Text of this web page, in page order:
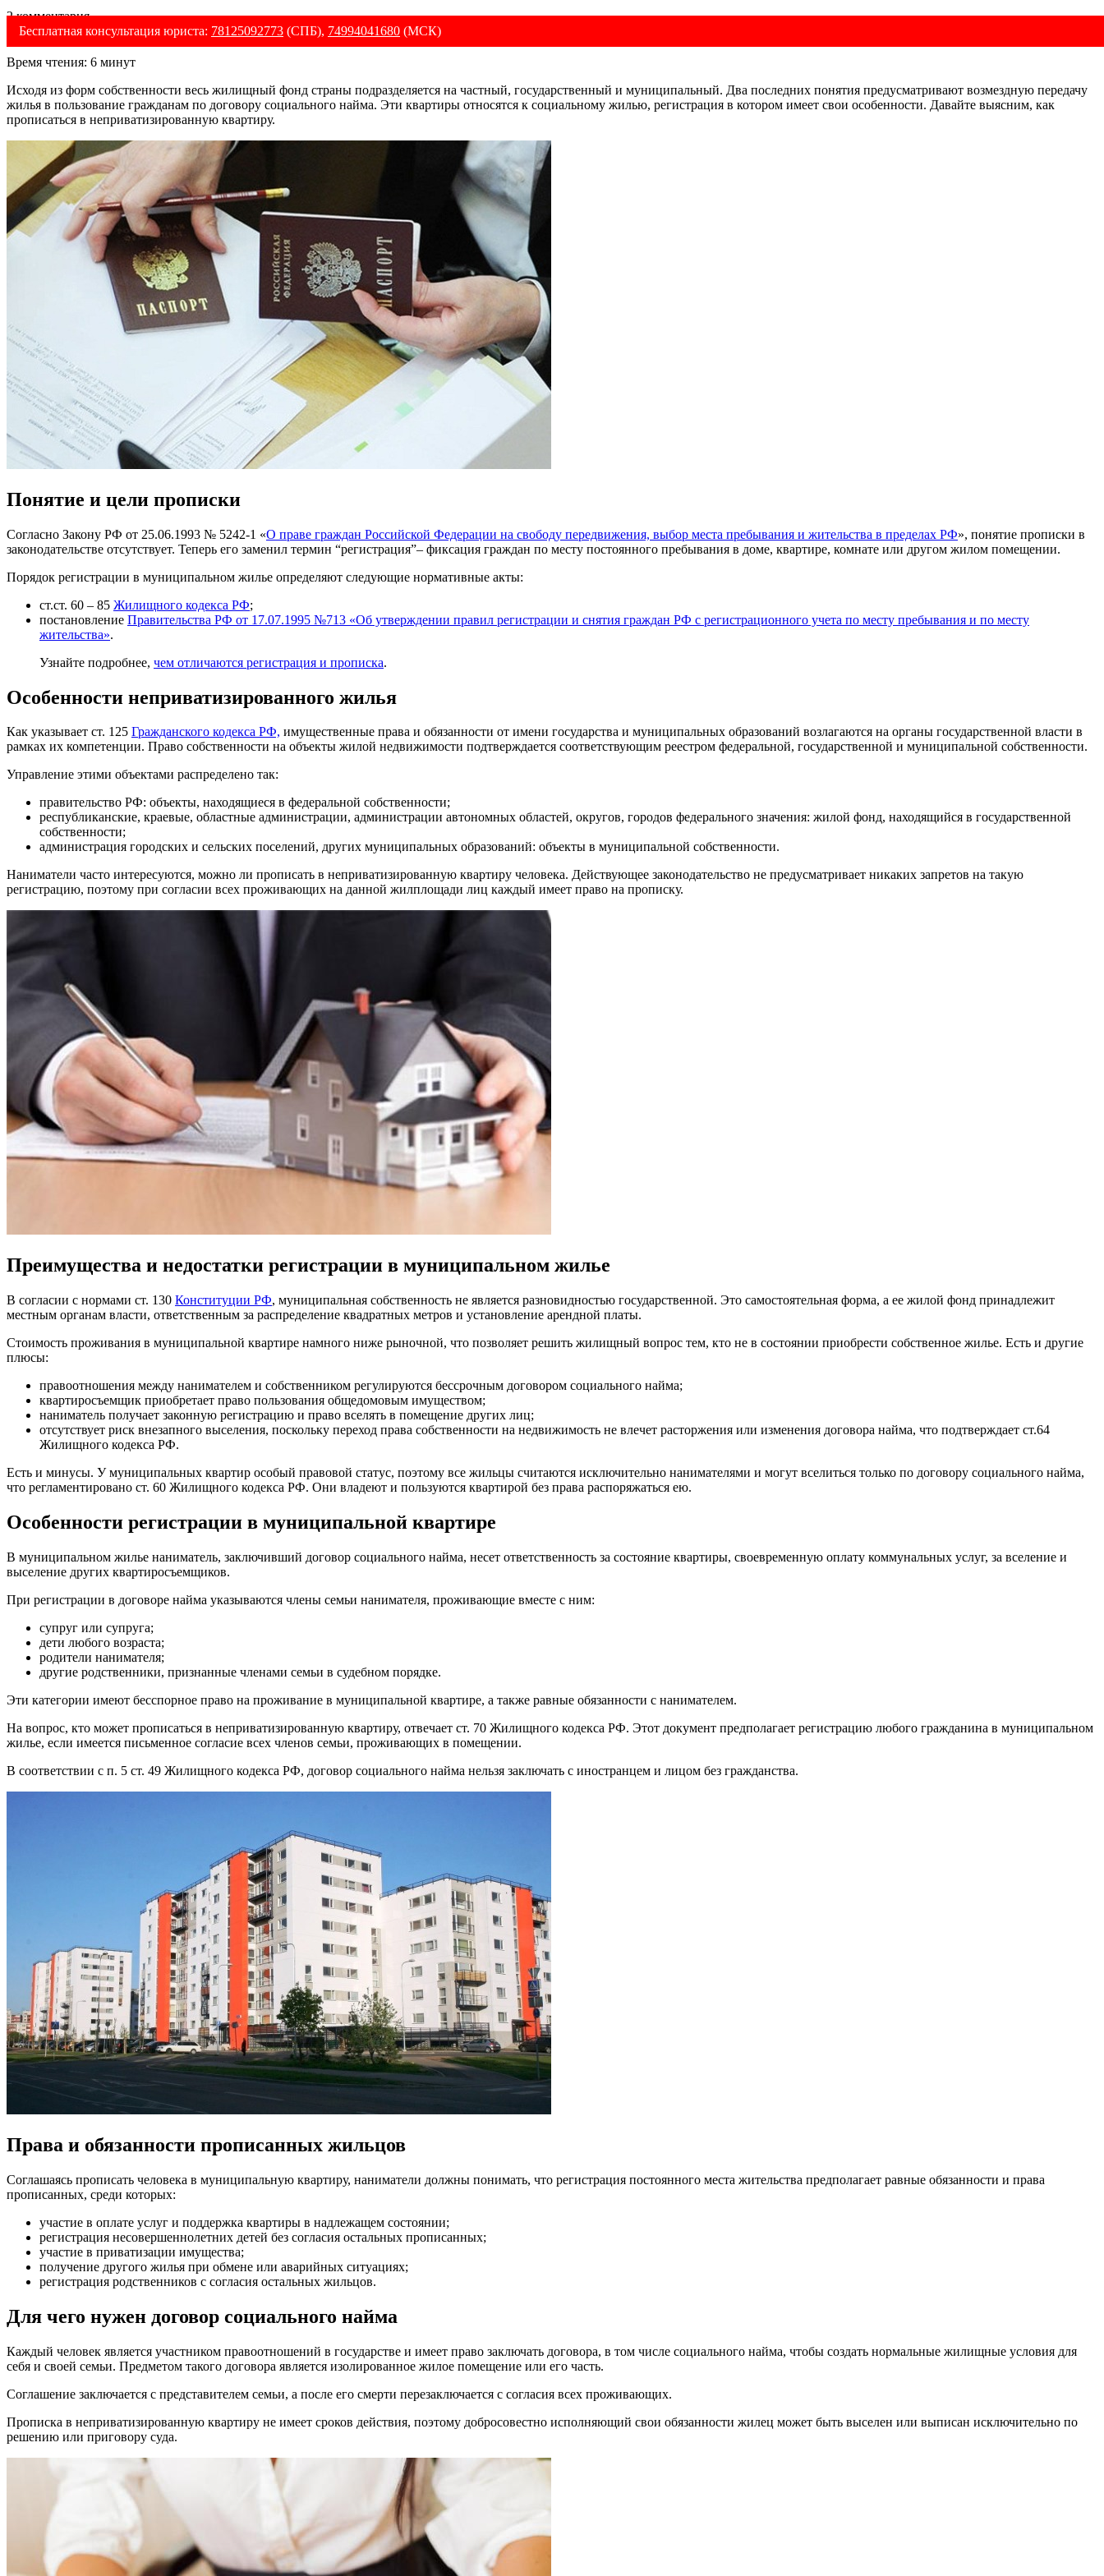
2 комментария
Бесплатная консультация юриста: 78125092773 (СПБ), 74994041680 (МСК)
Время чтения: 6 минут
Исходя из форм собственности весь жилищный фонд страны подразделяется на частный, государственный и муниципальный. Два последних понятия предусматривают возмездную передачу
жилья в пользование гражданам по договору социального найма. Эти квартиры относятся к социальному жилью, регистрация в котором имеет свои особенности. Давайте выясним, как
прописаться в неприватизированную квартиру.
Понятие и цели прописки
Согласно Закону РФ от 25.06.1993 № 5242-1 «О праве граждан Российской Федерации на свободу передвижения, выбор места пребывания и жительства в пределах РФ», понятие прописки в
законодательстве отсутствует. Теперь его заменил термин “регистрация”– фиксация граждан по месту постоянного пребывания в доме, квартире, комнате или другом жилом помещении.
Порядок регистрации в муниципальном жилье определяют следующие нормативные акты:
ст.ст. 60 – 85 Жилищного кодекса РФ;
постановление Правительства РФ от 17.07.1995 №713 «Об утверждении правил регистрации и снятия граждан РФ с регистрационного учета по месту пребывания и по месту
жительства».
Узнайте подробнее, чем отличаются регистрация и прописка.
Особенности неприватизированного жилья
Как указывает ст. 125 Гражданского кодекса РФ, имущественные права и обязанности от имени государства и муниципальных образований возлагаются на органы государственной власти в
рамках их компетенции. Право собственности на объекты жилой недвижимости подтверждается соответствующим реестром федеральной, государственной и муниципальной собственности.
Управление этими объектами распределено так:
правительство РФ: объекты, находящиеся в федеральной собственности;
республиканские, краевые, областные администрации, администрации автономных областей, округов, городов федерального значения: жилой фонд, находящийся в государственной
собственности;
администрация городских и сельских поселений, других муниципальных образований: объекты в муниципальной собственности.
Наниматели часто интересуются, можно ли прописать в неприватизированную квартиру человека. Действующее законодательство не предусматривает никаких запретов на такую
регистрацию, поэтому при согласии всех проживающих на данной жилплощади лиц каждый имеет право на прописку.
Преимущества и недостатки регистрации в муниципальном жилье
В согласии с нормами ст. 130 Конституции РФ, муниципальная собственность не является разновидностью государственной. Это самостоятельная форма, а ее жилой фонд принадлежит
местным органам власти, ответственным за распределение квадратных метров и установление арендной платы.
Стоимость проживания в муниципальной квартире намного ниже рыночной, что позволяет решить жилищный вопрос тем, кто не в состоянии приобрести собственное жилье. Есть и другие
плюсы:
правоотношения между нанимателем и собственником регулируются бессрочным договором социального найма;
квартиросъемщик приобретает право пользования общедомовым имуществом;
наниматель получает законную регистрацию и право вселять в помещение других лиц;
отсутствует риск внезапного выселения, поскольку переход права собственности на недвижимость не влечет расторжения или изменения договора найма, что подтверждает ст.64
Жилищного кодекса РФ.
Есть и минусы. У муниципальных квартир особый правовой статус, поэтому все жильцы считаются исключительно нанимателями и могут вселиться только по договору социального найма,
что регламентировано ст. 60 Жилищного кодекса РФ. Они владеют и пользуются квартирой без права распоряжаться ею.
Особенности регистрации в муниципальной квартире
В муниципальном жилье наниматель, заключивший договор социального найма, несет ответственность за состояние квартиры, своевременную оплату коммунальных услуг, за вселение и
выселение других квартиросъемщиков.
При регистрации в договоре найма указываются члены семьи нанимателя, проживающие вместе с ним:
супруг или супруга;
дети любого возраста;
родители нанимателя;
другие родственники, признанные членами семьи в судебном порядке.
Эти категории имеют бесспорное право на проживание в муниципальной квартире, а также равные обязанности с нанимателем.
На вопрос, кто может прописаться в неприватизированную квартиру, отвечает ст. 70 Жилищного кодекса РФ. Этот документ предполагает регистрацию любого гражданина в муниципальном
жилье, если имеется письменное согласие всех членов семьи, проживающих в помещении.
В соответствии с п. 5 ст. 49 Жилищного кодекса РФ, договор социального найма нельзя заключать с иностранцем и лицом без гражданства.
Права и обязанности прописанных жильцов
Соглашаясь прописать человека в муниципальную квартиру, наниматели должны понимать, что регистрация постоянного места жительства предполагает равные обязанности и права
прописанных, среди которых:
участие в оплате услуг и поддержка квартиры в надлежащем состоянии;
регистрация несовершеннолетних детей без согласия остальных прописанных;
участие в приватизации имущества;
получение другого жилья при обмене или аварийных ситуациях;
регистрация родственников с согласия остальных жильцов.
Для чего нужен договор социального найма
Каждый человек является участником правоотношений в государстве и имеет право заключать договора, в том числе социального найма, чтобы создать нормальные жилищные условия для
себя и своей семьи. Предметом такого договора является изолированное жилое помещение или его часть.
Соглашение заключается с представителем семьи, а после его смерти перезаключается с согласия всех проживающих.
Прописка в неприватизированную квартиру не имеет сроков действия, поэтому добросовестно исполняющий свои обязанности жилец может быть выселен или выписан исключительно по
решению или приговору суда.